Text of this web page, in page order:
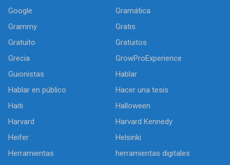
Google
Gramática
Grammy
Gratis
Gratuito
Gratuitos
Grecia
GrowProExperience
Guionistas
Hablar
Hablar en público
Hacer una tesis
Haiti
Halloween
Harvard
Harvard Kennedy
Heifer
Helsinki
Herramientas
herramientas digitales